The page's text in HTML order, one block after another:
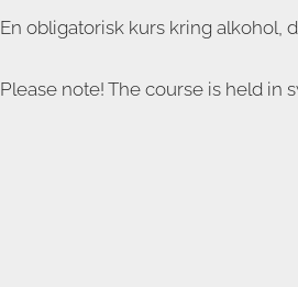
En obligatorisk kurs kring alkohol,
Please note! The course is held in